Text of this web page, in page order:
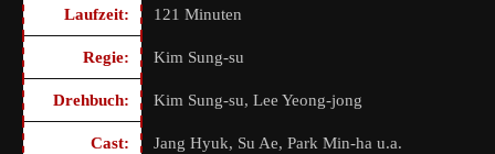
Laufzeit: 121 Minuten
Regie: Kim Sung-su
Drehbuch: Kim Sung-su, Lee Yeong-jong
Cast: Jang Hyuk, Su Ae, Park Min-ha u.a.